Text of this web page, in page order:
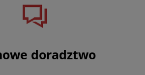
doradztwo